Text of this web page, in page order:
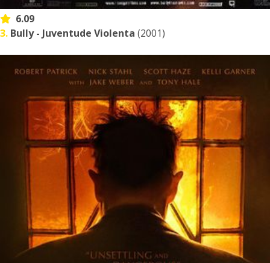
6.09
3. Bully - Juventude Violenta (2001)